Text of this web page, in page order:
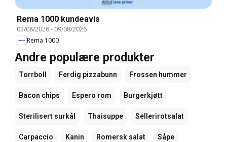
Rema 1000 kundeavis
03/08/2026- 09/08/2026
Rema 1000
Andre populære produkter
Torrboll Ferdig pizzabunn Frossen hummer
Bacon chips Espero rom Burgerkjøtt
Sterilisert surkål Thaisuppe Sellerirotsalat
Carpaccio Kanin Romersk salat Såpe